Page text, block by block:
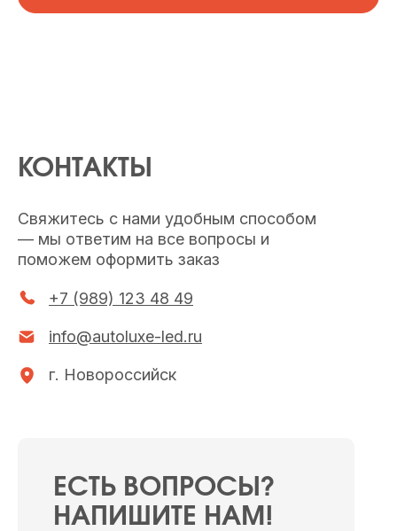
КОНТАКТЫ
ЕСТЬ ВОПРОСЫ?
НАПИШИТЕ НАМ!
Свяжитесь с нами удобным способом
— мы ответим на все вопросы и
поможем оформить заказ
+7 (989) 123 48 49
info@autoluxe-led.ru
г. Новороссийск